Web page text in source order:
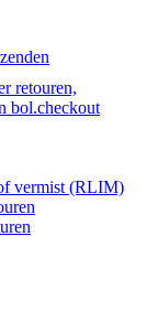
retouren,
bol.checkout
vermist (RLIM)